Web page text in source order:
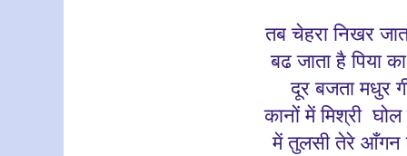
तब चेहरा निखर
बढ जाता है पिया
दूर बजता मधुर
कानों में मिश्री घोल
में तुलसी तेरे आँगन